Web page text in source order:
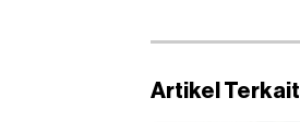
Artikel Terkait